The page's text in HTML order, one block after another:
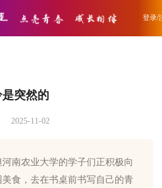
登录/
突然的
2025-11-02
南农业大学的学子们正积极向
美食，去在书桌前书写自己的青